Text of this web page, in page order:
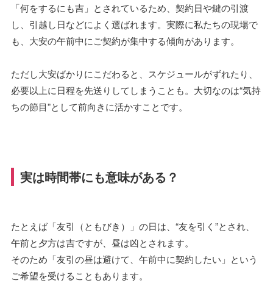
「何をするにも吉」とされているため、契約日や鍵の引渡
し、引越し日などによく選ばれます。実際に私たちの現場で
も、大安の午前中にご契約が集中する傾向があります。
ただし大安ばかりにこだわると、スケジュールがずれたり、
必要以上に日程を先送りしてしまうことも。大切なのは“気持
ちの節目”として前向きに活かすことです。
実は時間帯にも意味がある？
たとえば「友引（ともびき）」の日は、“友を引く”とされ、
午前と夕方は吉ですが、昼は凶とされます。
そのため「友引の昼は避けて、午前中に契約したい」という
ご希望を受けることもあります。